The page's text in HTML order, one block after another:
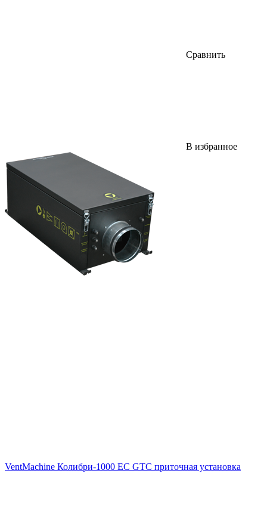
Сравнить
В избранное
VentMachine Колибри-1000 EC GTC приточная установка